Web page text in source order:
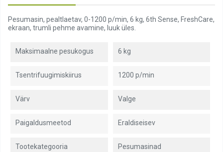
Pesumasin, pealtlaetav, 0-1200 p/min, 6 kg, 6th Sense, FreshCare,
ekraan, trumli pehme avamine, luuk üles.
Maksimaalne pesukogus 6 kg
Tsentrifuugimiskiirus 1200 p/min
Värv Valge
Paigaldusmeetod Eraldiseisev
Tootekategooria Pesumasinad